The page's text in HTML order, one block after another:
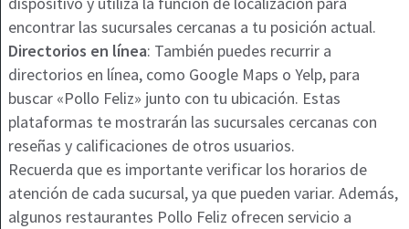
encontrar las sucursales cercanas a tu posición actual.
Directorios en línea: También puedes recurrir a
directorios en línea, como Google Maps o Yelp, para
buscar «Pollo Feliz» junto con tu ubicación. Estas
plataformas te mostrarán las sucursales cercanas con
reseñas y calificaciones de otros usuarios.
Recuerda que es importante verificar los horarios de
atención de cada sucursal, ya que pueden variar. Además,
algunos restaurantes Pollo Feliz ofrecen servicio a